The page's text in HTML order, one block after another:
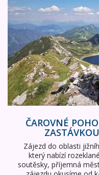
ČAROVNÉ
Zájezd do oblasti
který nabízí
soutěsky, příjemná